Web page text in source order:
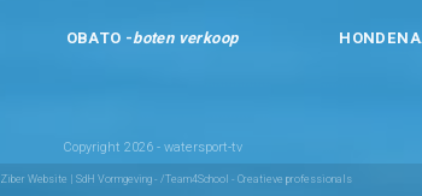
OBATO -boten verkoop
Copyright 2026 - watersport-tv
Ziber Website | SdH Vormgeving - /Team4School - Creatieve professionals